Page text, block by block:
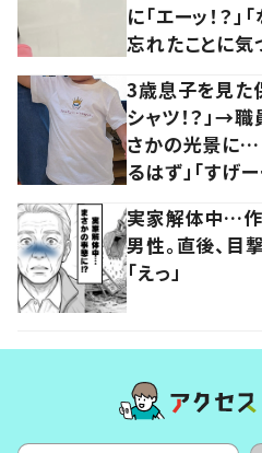
に「エーッ！？」
忘れたことに気
3歳息子を見た
シャツ！？」→
さかの光景に…
るはず」「すげー
実家解体中…
男性。直後、
「えっ」